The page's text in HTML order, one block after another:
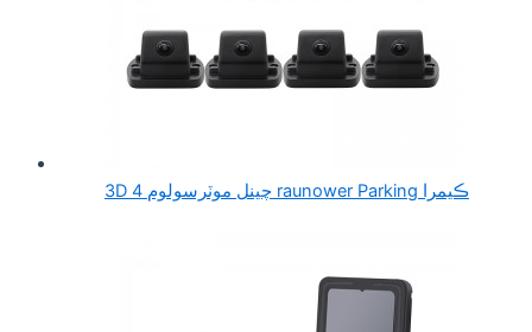
3D 4 چينل موٽرسولوم raunower Parking ڪيمرا